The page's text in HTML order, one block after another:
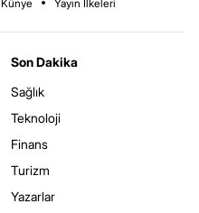
Künye Yayın İlkeleri
Son Dakika
Sağlık
Teknoloji
Finans
Turizm
Yazarlar